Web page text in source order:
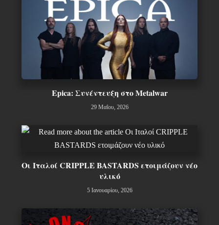
Epica: Συνέντευξη στο Metalwar
29 Μαΐου, 2026
Οι Ιταλοί CRIPPLE BASTARDS ετοιμάζουν νέο
υλικό
5 Ιανουαρίου, 2026